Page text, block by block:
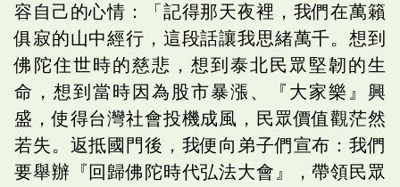
容自己的心情：「記得那天夜裡，我們在萬籟
俱寂的山中經行，這段話讓我思緒萬千。想到
佛陀住世時的慈悲，想到泰北民眾堅韌的生
命，想到當時因為股市暴漲、『大家樂』興
盛，使得台灣社會投機成風，民眾價值觀茫然
若失。返抵國門後，我便向弟子們宣布：我們
要舉辦『回歸佛陀時代弘法大會』，帶領民眾